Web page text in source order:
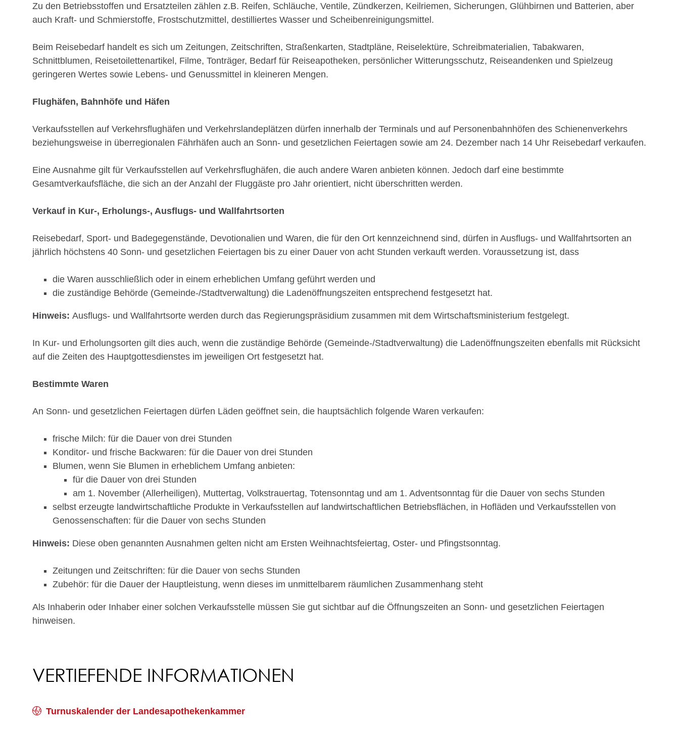
Zu den Betriebsstoffen und Ersatzteilen zählen z.B. Reifen, Schläuche, Ventile, Zündkerzen, Keilriemen, Sicherungen, Glühbirnen und Batterien, aber
auch Kraft- und Schmierstoffe, Frostschutzmittel, destilliertes Wasser und Scheibenreinigungsmittel.
Beim Reisebedarf handelt es sich um Zeitungen, Zeitschriften, Straßenkarten, Stadtpläne, Reiselektüre, Schreibmaterialien, Tabakwaren,
Schnittblumen, Reisetoilettenartikel, Filme, Tonträger, Bedarf für Reiseapotheken, persönlicher Witterungsschutz, Reiseandenken und Spielzeug
geringeren Wertes sowie Lebens- und Genussmittel in kleineren Mengen.
Flughäfen, Bahnhöfe und Häfen
Verkaufsstellen auf Verkehrsflughäfen und Verkehrslandeplätzen dürfen innerhalb der Terminals und auf Personenbahnhöfen des Schienenverkehrs
beziehungsweise in überregionalen Fährhäfen auch an Sonn- und gesetzlichen Feiertagen sowie am 24. Dezember nach 14 Uhr Reisebedarf verkaufen.
Eine Ausnahme gilt für Verkaufsstellen auf Verkehrsflughäfen, die auch andere Waren anbieten können. Jedoch darf eine bestimmte
Gesamtverkaufsfläche, die sich an der Anzahl der Fluggäste pro Jahr orientiert, nicht überschritten werden.
Verkauf in Kur-, Erholungs-, Ausflugs- und Wallfahrtsorten
Reisebedarf, Sport- und Badegegenstände, Devotionalien und Waren, die für den Ort kennzeichnend sind, dürfen in Ausflugs- und Wallfahrtsorten an
jährlich höchstens 40 Sonn- und gesetzlichen Feiertagen bis zu einer Dauer von acht Stunden verkauft werden. Voraussetzung ist, dass
die Waren ausschließlich oder in einem erheblichen Umfang geführt werden und
die zuständige Behörde (Gemeinde-/Stadtverwaltung) die Ladenöffnungszeiten entsprechend festgesetzt hat.
Hinweis:Ausflugs- und Wallfahrtsorte werden durch das Regierungspräsidium zusammen mit dem Wirtschaftsministerium festgelegt.
In Kur- und Erholungsorten gilt dies auch, wenn die zuständige Behörde (Gemeinde-/Stadtverwaltung) die Ladenöffnungszeiten ebenfalls mit Rücksicht
auf die Zeiten des Hauptgottesdienstes im jeweiligen Ort festgesetzt hat.
Bestimmte Waren
An Sonn- und gesetzlichen Feiertagen dürfen Läden geöffnet sein, die hauptsächlich folgende Waren verkaufen:
frische Milch: für die Dauer von drei Stunden
Konditor- und frische Backwaren: für die Dauer von drei Stunden
Blumen, wenn Sie Blumen in erheblichem Umfang anbieten:
für die Dauer von drei Stunden
am 1. November (Allerheiligen), Muttertag, Volkstrauertag, Totensonntag und am 1. Adventsonntag für die Dauer von sechs Stunden
selbst erzeugte landwirtschaftliche Produkte in Verkaufsstellen auf landwirtschaftlichen Betriebsflächen, in Hofläden und Verkaufsstellen von
Genossenschaften: für die Dauer von sechs Stunden
Hinweis: Diese oben genannten Ausnahmen gelten nicht am Ersten Weihnachtsfeiertag, Oster- und Pfingstsonntag.
Zeitungen und Zeitschriften: für die Dauer von sechs Stunden
Zubehör: für die Dauer der Hauptleistung, wenn dieses im unmittelbarem räumlichen Zusammenhang steht
Als Inhaberin oder Inhaber einer solchen Verkaufsstelle müssen Sie gut sichtbar auf die Öffnungszeiten an Sonn- und gesetzlichen Feiertagen
hinweisen.
VERTIEFENDE INFORMATIONEN
Turnuskalender der Landesapothekenkammer